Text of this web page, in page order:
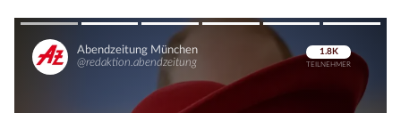
Überspringen